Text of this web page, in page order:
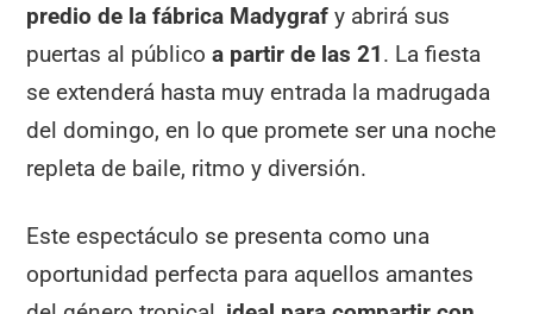
predio de la fábrica Madygraf y abrirá sus
puertas al públicoa partir de las 21. La fiesta
se extenderá hasta muy entrada la madrugada
del domingo, en lo que promete ser una noche
repleta de baile, ritmo y diversión.
Este espectáculo se presenta como una
oportunidad perfecta para aquellos amantes